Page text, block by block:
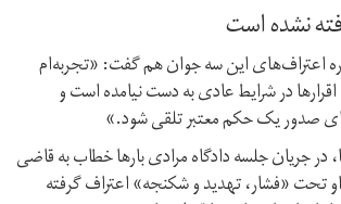
نشده است
اعتراف‌های این سه جوان هم گفت: «تجربه‌ام
در شرایط عادی به دست نیامده است و
صدور یک حکم معتبر تلقی شود.»
در جریان جلسه دادگاه مرادی بارها خطاب به قاضی
او تحت «فشار،‌ تهدید و شکنجه» اعتراف گرفته